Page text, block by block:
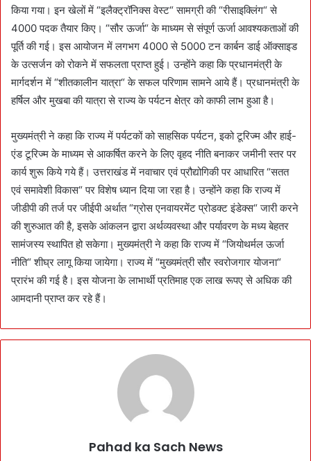
किया गया। इन खेलों में “इलैक्ट्रॉनिक्स वेस्ट“ सामग्री की “रीसाइक्लिंग“ से
4000 पदक तैयार किए। “सौर ऊर्जा“ के माध्यम से संपूर्ण ऊर्जा आवश्यकताओं की
पूर्ति की गई। इस आयोजन में लगभग 4000 से 5000 टन कार्बन डाई ऑक्साइड
के उत्सर्जन को रोकने में सफलता प्राप्त हुई। उन्होंने कहा कि प्रधानमंत्री के
मार्गदर्शन में “शीतकालीन यात्रा“ के सफल परिणाम सामने आये हैं। प्रधानमंत्री के
हर्षिल और मुखबा की यात्रा से राज्य के पर्यटन क्षेत्र को काफी लाभ हुआ है।
मुख्यमंत्री ने कहा कि राज्य में पर्यटकों को साहसिक पर्यटन, इको टूरिज्म और हाई-
एंड टूरिज्म के माध्यम से आकर्षित करने के लिए वृहद नीति बनाकर जमीनी स्तर पर
कार्य शुरू किये गये हैं। उत्तराखंड में नवाचार एवं प्रौद्योगिकी पर आधारित “सतत
एवं समावेशी विकास“ पर विशेष ध्यान दिया जा रहा है। उन्होंने कहा कि राज्य में
जीडीपी की तर्ज पर जीईपी अर्थात “ग्रोस एनवायरमेंट प्रोडक्ट इंडेक्स“ जारी करने
की शुरुआत की है, इसके आंकलन द्वारा अर्थव्यवस्था और पर्यावरण के मध्य बेहतर
सामंजस्य स्थापित हो सकेगा। मुख्यमंत्री ने कहा कि राज्य में “जियोथर्मल ऊर्जा
नीति“ शीघ्र लागू किया जायेगा। राज्य में “मुख्यमंत्री सौर स्वरोजगार योजना“
प्रारंभ की गई है। इस योजना के लाभार्थी प्रतिमाह एक लाख रूपए से अधिक की
आमदानी प्राप्त कर रहे हैं।
Pahad ka Sach News